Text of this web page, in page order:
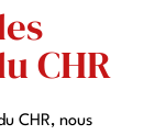
CHR
CHR, nous